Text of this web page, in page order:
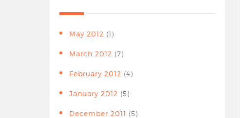
May 2012 (1)
March 2012 (7)
February 2012 (4)
January 2012 (5)
December 2011 (5)